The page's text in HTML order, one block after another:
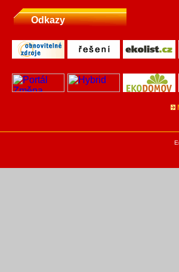
Odkazy